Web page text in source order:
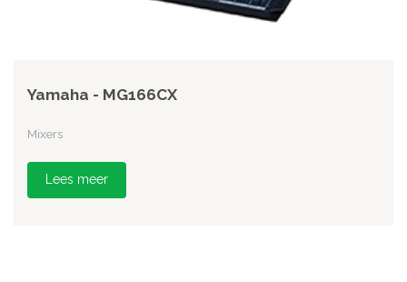
Yamaha - MG166CX
Mixers
Lees meer